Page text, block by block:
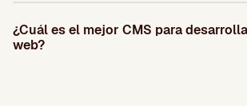
¿Cuál es el mejor CMS para
web?